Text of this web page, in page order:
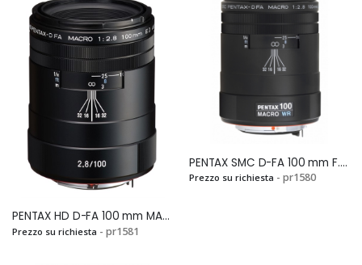
PENTAX HD D-FA 100 mm MACRO f.2,8 ED AW BLACKSi
Prezzo su richiesta - pr1581
PENTAX SMC D-FA 100 mm F.2,8 WR MACROSi
Prezzo su richiesta - pr1580
casualmente
imbattuto in questo
fantastico e-
commerce mentre ero
alla ricerca di una
Pentax LX e devo dire
che, a parte il fatto di
aver trovato
un'offerta...
K 3. Ditta molto seria e
competente, molto
veloci ed onesti. La
consiglio
sicuramente....